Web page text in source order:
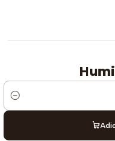
Quantidade